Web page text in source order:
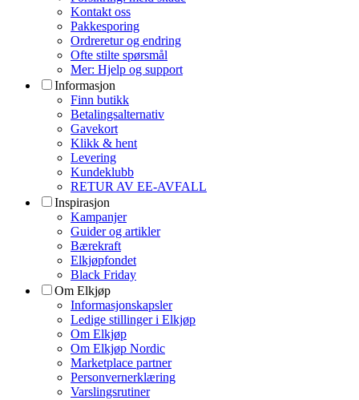
Kontakt oss
Pakkesporing
Ordreretur og endring
Ofte stilte spørsmål
Mer: Hjelp og support
Informasjon
Finn butikk
Betalingsalternativ
Gavekort
Klikk & hent
Levering
Kundeklubb
RETUR AV EE-AVFALL
Inspirasjon
Kampanjer
Guider og artikler
Bærekraft
Elkjøpfondet
Black Friday
Om Elkjøp
Informasjonskapsler
Ledige stillinger i Elkjøp
Om Elkjøp
Om Elkjøp Nordic
Marketplace partner
Personvernerklæring
Varslingsrutiner